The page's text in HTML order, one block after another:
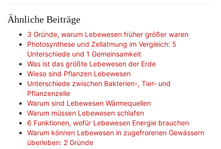
Ähnliche Beiträge
3 Gründe, warum Lebewesen früher größer waren
Photosynthese und Zellatmung im Vergleich: 5
Unterschiede und 1 Gemeinsamkeit
Was ist das größte Lebewesen der Erde
Wieso sind Pflanzen Lebewesen
Unterschiede zwischen Bakterien-, Tier- und
Pflanzenzelle
Warum sind Lebewesen Wärmequellen
Warum müssen Lebewesen schlafen
6 Funktionen, wofür Lebewesen Energie brauchen
Warum können Lebewesen in zugefrorenen Gewässern
überleben: 2 Gründe